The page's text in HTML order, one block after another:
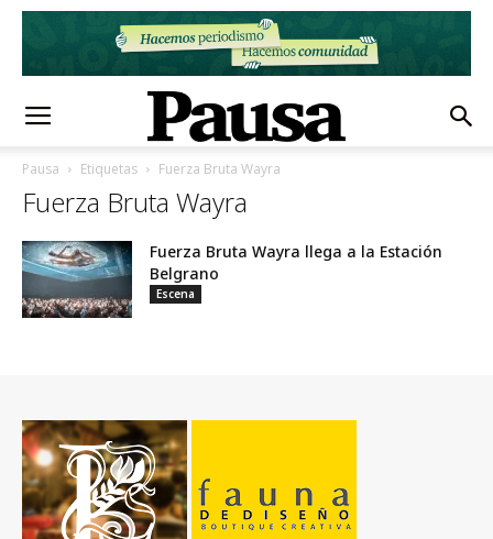
Pausa Etiquetas Fuerza Bruta Wayra
Fuerza Bruta Wayra
Fuerza Bruta Wayra llega a la Estación
Belgrano
Escena